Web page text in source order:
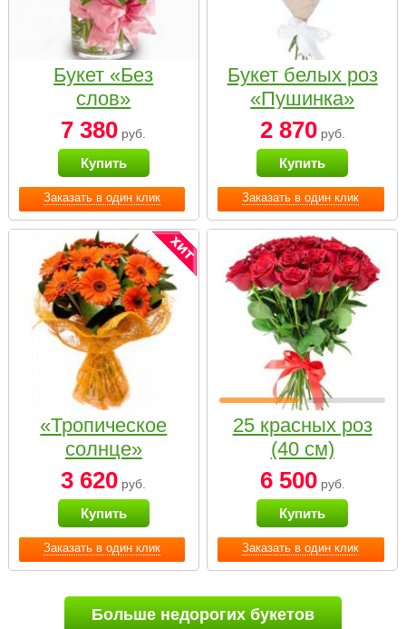
Заказать в один клик
Букет «Без
слов»
7 380 руб.
Купить
Заказать в один клик
Букет белых роз
«Пушинка»
2 870руб.
Купить
Заказать в один клик
«Тропическое
солнце»
3 620 руб.
Купить
Заказать в один клик
25 красных роз
(40 см)
6 500руб.
Купить
Больше недорогих букетов